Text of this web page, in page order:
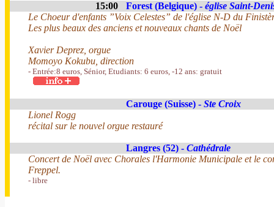
15:00 Forest (Belgique) - église Saint-
Le Choeur d'enfants ”Voix Celestes” de l'église N-D du
Les plus beaux des anciens et nouveaux chants de Noël
Xavier Deprez, orgue
Momoyo Kokubu, direction
- Entrée:8 euros, Sénior, Etudiants: 6 euros, -12 ans: gratuit
Carouge (Suisse) - Ste Croix
Lionel Rogg
récital sur le nouvel orgue restauré
Langres (52) - Cathédrale
Concert de Noël avec Chorales l'Harmonie Municipale et le
Freppel.
- libre